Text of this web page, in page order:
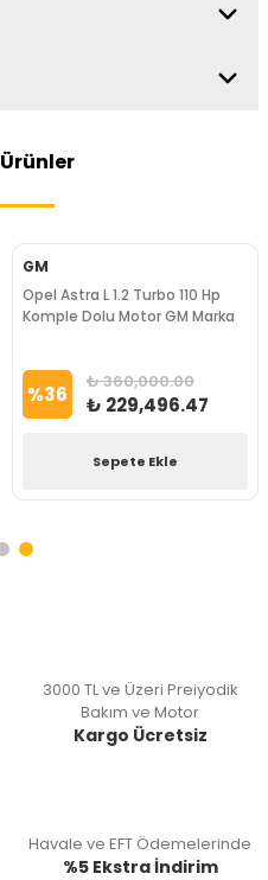
Ürünler
GM
Opel Astra L 1.2 Turbo 110 Hp
Komple Dolu Motor GM Marka
%36 ₺ 360,000.00
₺ 229,496.47
Sepete Ekle
3000 TL ve Üzeri Preiyodik
Bakım ve Motor
Kargo Ücretsiz
Havale ve EFT Ödemelerinde
%5 Ekstra İndirim